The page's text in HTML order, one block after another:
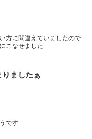
方に間違えていましたので
こなせました
ましたぁ
です